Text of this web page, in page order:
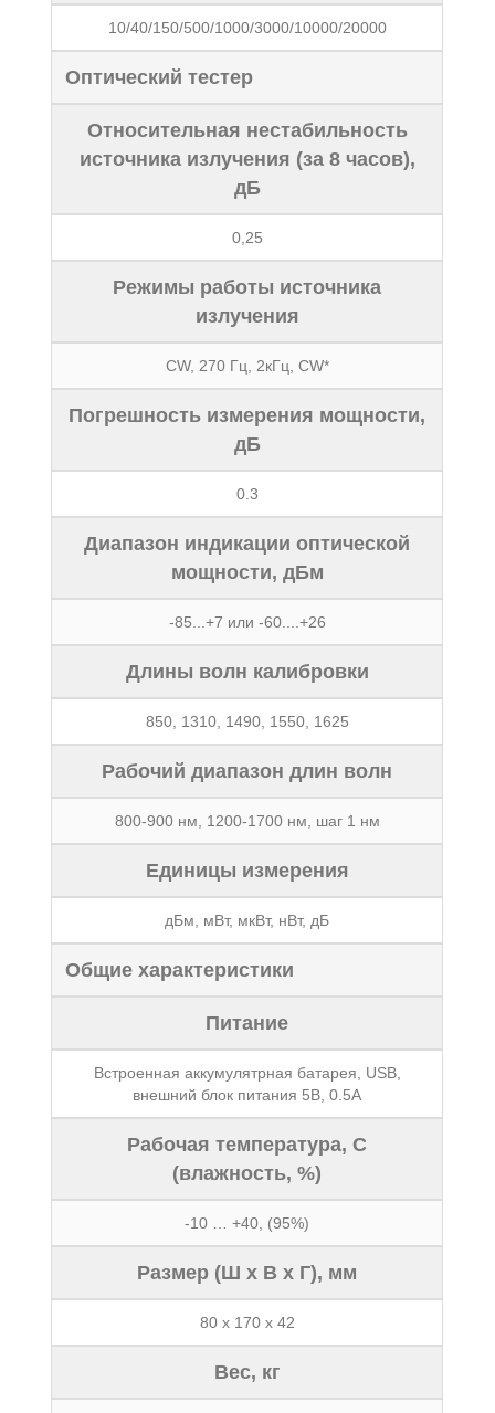
10/40/150/500/1000/3000/10000/20000
Оптический тестер
Относительная нестабильность
источника излучения (за 8 часов),
дБ
0,25
Режимы работы источника
излучения
CW, 270 Гц, 2кГц, CW*
Погрешность измерения мощности,
дБ
0.3
Диапазон индикации оптической
мощности, дБм
-85...+7 или -60....+26
Длины волн калибровки
850, 1310, 1490, 1550, 1625
Рабочий диапазон длин волн
800-900 нм, 1200-1700 нм, шаг 1 нм
Единицы измерения
дБм, мВт, мкВт, нВт, дБ
Общие характеристики
Питание
Встроенная аккумулятрная батарея, USB,
внешний блок питания 5В, 0.5А
Рабочая температура, C
(влажность, %)
-10 … +40, (95%)
Размер (Ш x В x Г), мм
80 x 170 x 42
Вес, кг